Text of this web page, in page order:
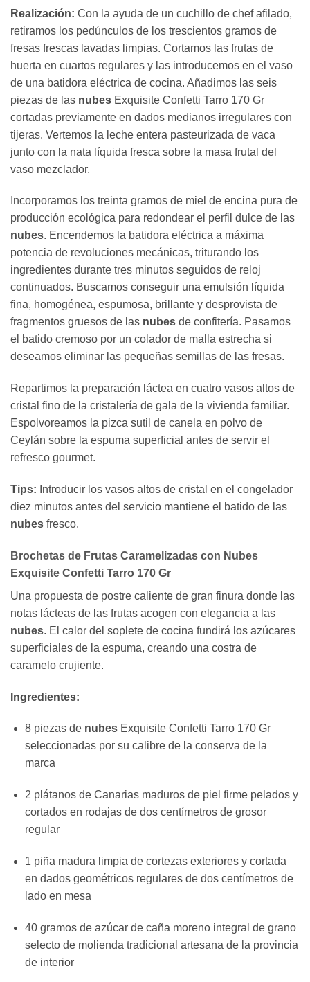
Realización: Con la ayuda de un cuchillo de chef afilado,
retiramos los pedúnculos de los trescientos gramos de
fresas frescas lavadas limpias. Cortamos las frutas de
huerta en cuartos regulares y las introducemos en el vaso
de una batidora eléctrica de cocina. Añadimos las seis
piezas de las nubes Exquisite Confetti Tarro 170 Gr
cortadas previamente en dados medianos irregulares con
tijeras. Vertemos la leche entera pasteurizada de vaca
junto con la nata líquida fresca sobre la masa frutal del
vaso mezclador.
Incorporamos los treinta gramos de miel de encina pura de
producción ecológica para redondear el perfil dulce de las
nubes. Encendemos la batidora eléctrica a máxima
potencia de revoluciones mecánicas, triturando los
ingredientes durante tres minutos seguidos de reloj
continuados. Buscamos conseguir una emulsión líquida
fina, homogénea, espumosa, brillante y desprovista de
fragmentos gruesos de las nubes de confitería. Pasamos
el batido cremoso por un colador de malla estrecha si
deseamos eliminar las pequeñas semillas de las fresas.
Repartimos la preparación láctea en cuatro vasos altos de
cristal fino de la cristalería de gala de la vivienda familiar.
Espolvoreamos la pizca sutil de canela en polvo de
Ceylán sobre la espuma superficial antes de servir el
refresco gourmet.
Tips: Introducir los vasos altos de cristal en el congelador
diez minutos antes del servicio mantiene el batido de las
nubes fresco.
Brochetas de Frutas Caramelizadas con Nubes
Exquisite Confetti Tarro 170 Gr
Una propuesta de postre caliente de gran finura donde las
notas lácteas de las frutas acogen con elegancia a las
nubes. El calor del soplete de cocina fundirá los azúcares
superficiales de la espuma, creando una costra de
caramelo crujiente.
Ingredientes:
8 piezas de nubesExquisite Confetti Tarro 170 Gr
seleccionadas por su calibre de la conserva de la
marca
2 plátanos de Canarias maduros de piel firme pelados y
cortados en rodajas de dos centímetros de grosor
regular
1 piña madura limpia de cortezas exteriores y cortada
en dados geométricos regulares de dos centímetros de
lado en mesa
40 gramos de azúcar de caña moreno integral de grano
selecto de molienda tradicional artesana de la provincia
de interior